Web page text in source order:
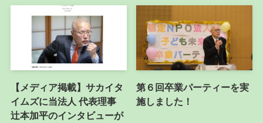
【メディア掲載】サカイタ
イムズに当法人 代表理事
辻本加平のインタビューが
第６回卒業パーティーを実
施しました！